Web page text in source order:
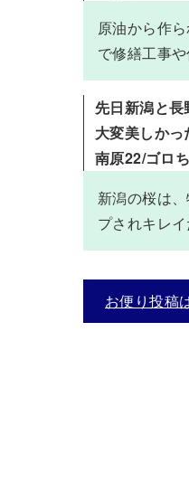
原油から作
で修繕工事
先日新潟と
大変美しかっ
南原22/ゴロ
新潟の桜は
プされキレ
お便り投稿